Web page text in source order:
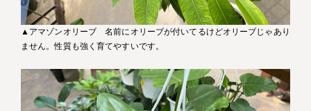
▲アマゾンオリーブ 名前にオリーブが付いてるけどオリーブじゃあり
ません。性質も強く育てやすいです。